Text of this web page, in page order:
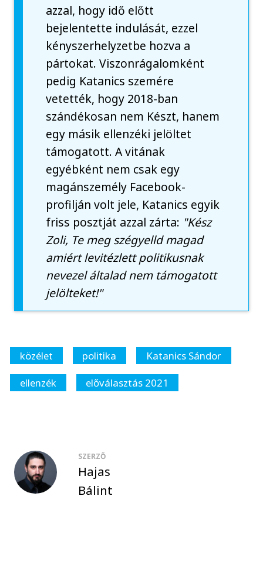
azzal, hogy idő előtt
bejelentette indulását, ezzel
kényszerhelyzetbe hozva a
pártokat. Viszonrágalomként
pedig Katanics szemére
vetették, hogy 2018-ban
szándékosan nem Készt, hanem
egy másik ellenzéki jelöltet
támogatott. A vitának
egyébként nem csak egy
magánszemély Facebook-
profilján volt jele, Katanics egyik
friss posztját azzal zárta: "Kész
Zoli, Te meg szégyelld magad
amiért levitézlett politikusnak
nevezel általad nem támogatott
jelölteket!"
közélet politika
Katanics Sándor
ellenzék
előválasztás 2021
SZERZŐ
Hajas
Bálint